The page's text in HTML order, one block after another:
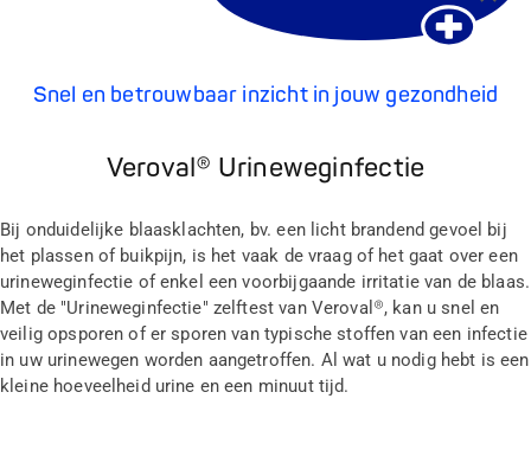
Veroval® Urineweginfectie
Snel en betrouwbaar inzicht in jouw gezondheid
Bij onduidelijke blaasklachten, bv. een licht brandend gevoel bij
het plassen of buikpijn, is het vaak de vraag of het gaat over een
urineweginfectie of enkel een voorbijgaande irritatie van de blaas.
Met de "Urineweginfectie" zelftest van Veroval®, kan u snel en
veilig opsporen of er sporen van typische stoffen van een infectie
in uw urinewegen worden aangetroffen. Al wat u nodig hebt is een
kleine hoeveelheid urine en een minuut tijd.